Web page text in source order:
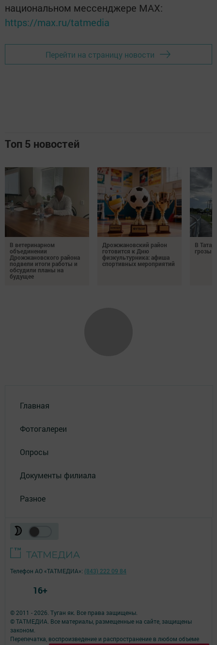
национальном мессенджере MАХ:
https://max.ru/tatmedia
Перейти на страницу новости
Топ 5 новостей
В ветеринарном
объединении
Дрожжановского района
подвели итоги работы и
обсудили планы на
будущее
Дрожжановский район
готовится к Дню
физкультурника: афиша
спортивных мероприятий
В
грозы
Главная
Фотогалереи
Опросы
Документы филиала
Разное
© 2011 - 2026. Туган як. Все права защищены.
© ТАТМЕДИА. Все материалы, размещенные на сайте, защищены
законом.
Перепечатка, воспроизведение и распространение в любом объеме
Телефон АО «ТАТМЕДИА»: (843) 222 09 84
16+